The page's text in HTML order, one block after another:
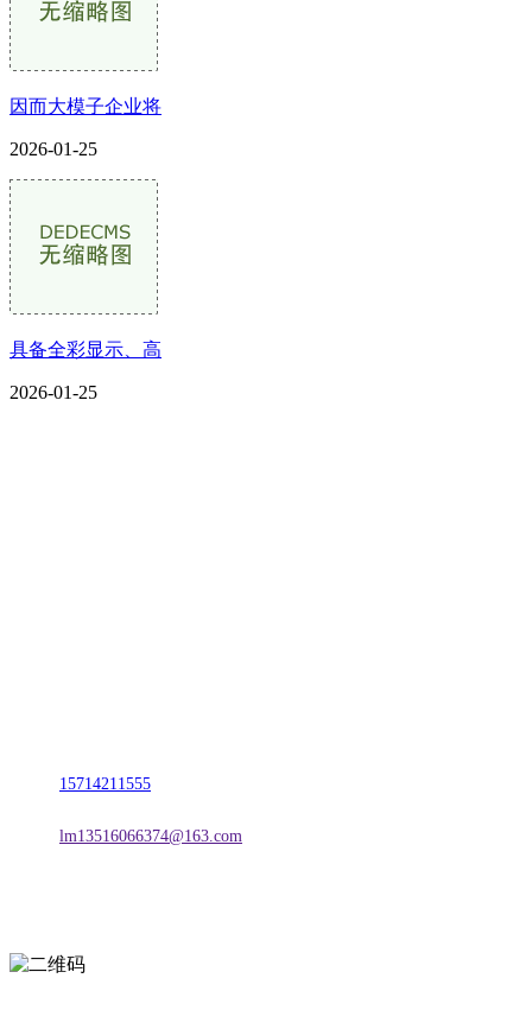
因而大模子企业将
2026-01-25
具备全彩显示、高
2026-01-25
15714211555
lm13516066374@163.com